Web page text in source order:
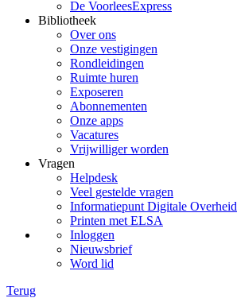
De VoorleesExpress
Bibliotheek
Over ons
Onze vestigingen
Rondleidingen
Ruimte huren
Exposeren
Abonnementen
Onze apps
Vacatures
Vrijwilliger worden
Vragen
Helpdesk
Veel gestelde vragen
Informatiepunt Digitale Overheid
Printen met ELSA
Inloggen
Nieuwsbrief
Word lid
Terug